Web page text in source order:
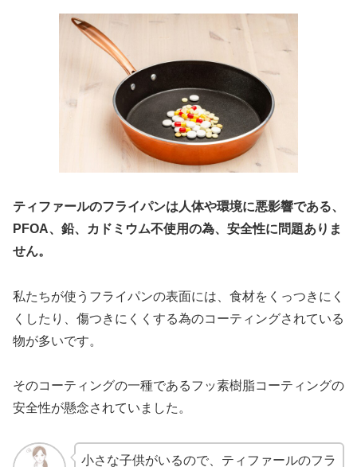
ティファールのフライパンは 人体や環境に悪影響である、
PFOA、鉛、カドミウム不使用の為、安全性に問題ありま
せん。
私たちが使うフライパンの表面には、食材をくっつきにく
くしたり、傷つきにくくする為のコーティングされている
物が多いです。
そのコーティングの一種であるフッ素樹脂コーティングの
安全性が懸念されていました。
小さな子供がいるので、ティファールのフラ